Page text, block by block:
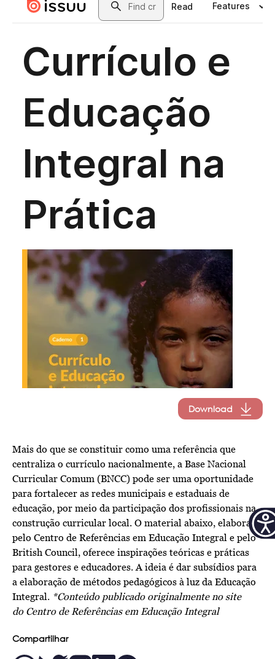
Mais do que se constituir como uma referência que
centraliza o currículo nacionalmente, a Base Nacional
Curricular Comum (BNCC) pode ser uma oportunidade
para fortalecer as redes municipais e estaduais de
educação, por meio da participação dos profissionais na
construção curricular local. O material abaixo, elaborado
pelo Centro de Referências em Educação Integral e pelo
British Council, oferece inspirações teóricas e práticas
para gestores e educadores. A ideia é dar subsídios para
a elaboração de métodos pedagógicos à luz da Educação
Integral. *Conteúdo publicado originalmente no site
do Centro de Referências em Educação Integral
Download
Compartilhar